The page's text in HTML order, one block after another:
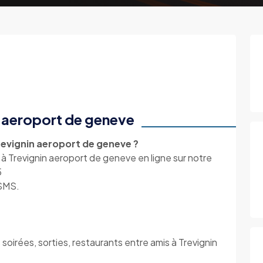
aeroport de geneve
aeroport de geneve ?
Trevignin aeroport de geneve en ligne sur notre
sorties, restaurants entre amis à Trevignin